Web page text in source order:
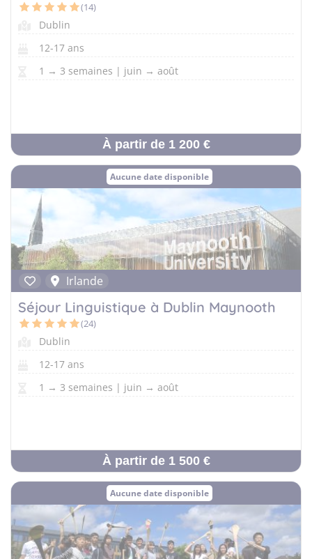
(14)
Dublin
12-17 ans
1 → 3 semaines | juin → août
À partir de 1 200 €
Aucune date disponible
Irlande
Séjour Linguistique à Dublin Maynooth
(24)
Dublin
12-17 ans
1 → 3 semaines | juin → août
À partir de 1 500 €
Aucune date disponible